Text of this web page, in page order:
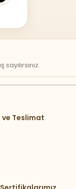
ve Teslimat